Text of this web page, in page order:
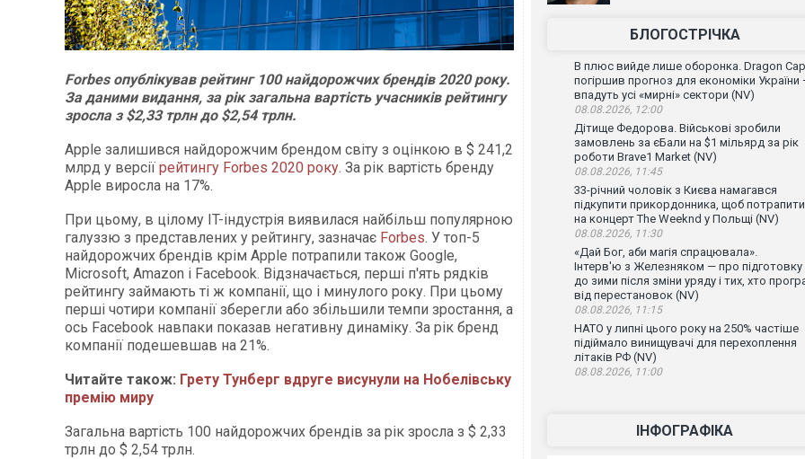
Forbes опублікував рейтинг 100 найдорожчих брендів 2020 року.
За даними видання, за рік загальна вартість учасників рейтингу
зросла з $2,33 трлн до $2,54 трлн.
Apple залишився найдорожчим брендом світу з оцінкою в $ 241,2
млрд у версії рейтингу Forbes 2020 року. За рік вартість бренду
Apple виросла на 17%.
При цьому, в цілому IT-індустрія виявилася найбільш популярною
галуззю з представлених у рейтингу, зазначає Forbes. У топ-5
найдорожчих брендів крім Apple потрапили також Google,
Microsoft, Amazon і Facebook. Відзначається, перші п'ять рядків
рейтингу займають ті ж компанії, що і минулого року. При цьому
перші чотири компанії зберегли або збільшили темпи зростання, а
ось Facebook навпаки показав негативну динаміку. За рік бренд
компанії подешевшав на 21%.
Читайте також: Грету Тунберг вдруге висунули на Нобелівську
премію миру
Загальна вартість 100 найдорожчих брендів за рік зросла з $ 2,33
трлн до $ 2,54 трлн.
БЛОГОСТРІЧКА
В плюс вийде лише оборонка. Dragon
погіршив прогноз для економіки України
впадуть усі «мирні» сектори (NV)
08.08.2026, 12:00
Дітище Федорова. Військові зробили
замовлень за єБали на $1 мільярд за рік
роботи Brave1 Market (NV)
08.08.2026, 11:45
33-річний чоловік з Києва намагався
підкупити прикордонника, щоб потрапити
на концерт The Weeknd у Польщі (NV)
08.08.2026, 11:30
«Дай Бог, аби магія спрацювала».
Інтерв'ю з Железняком — про підготовку
до зими після зміни уряду і тих, хто
від перестановок (NV)
08.08.2026, 11:15
НАТО у липні цього року на 250% частіше
підіймало винищувачі для перехоплення
літаків РФ (NV)
08.08.2026, 11:00
ІНФОГРАФІКА